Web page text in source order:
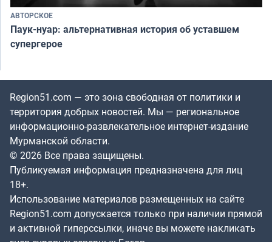
АВТОРСКОЕ
Паук-нуар: альтернативная история об уставшем
супергерое
Region51.com — это зона свободная от политики и
территория добрых новостей. Мы — региональное
информационно-развлекательное интернет-издание
Мурманской области.
© 2026 Все права защищены.
Публикуемая информация предназначена для лиц
18+.
Использование материалов размещенных на сайте
Region51.com допускается только при наличии прямой
и активной гиперссылки, иначе вы можете накликать